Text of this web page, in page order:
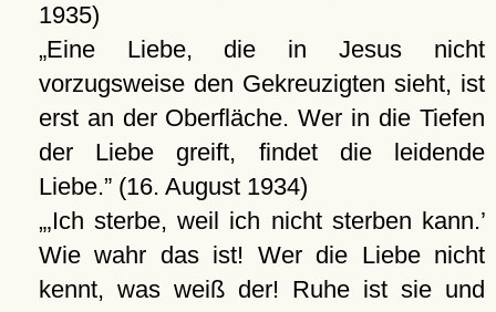
1935)
Eine Liebe, die in Jesus nicht
vorzugsweise den Gekreuzigten sieht, ist
erst an der Oberfläche. Wer in die Tiefen
der Liebe greift, findet die leidende
Liebe. (16. August 1934)
Ich sterbe, weil ich nicht sterben kann.
Wie wahr das ist! Wer die Liebe nicht
kennt, was weiß der! Ruhe ist sie und